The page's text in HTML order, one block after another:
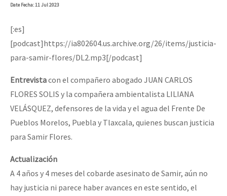
DateFecha: 11 Jul 2023
[:es]
[podcast]https://ia802604.us.archive.org/26/items/justicia-
para-samir-flores/DL2.mp3[/podcast]
Entrevistacon el compañero abogado JUAN CARLOS
FLORES SOLIS y la compañera ambientalista LILIANA
VELÁSQUEZ, defensores de la vida y el agua del Frente De
Pueblos Morelos, Puebla y Tlaxcala, quienes buscan justicia
para Samir Flores.
Actualización
A 4 años y 4 meses del cobarde asesinato de Samir, aún no
hay justicia ni parece haber avances en este sentido, el